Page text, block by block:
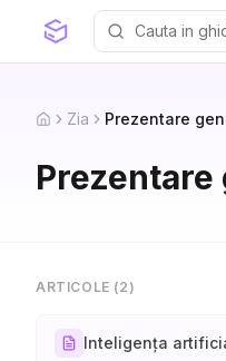
HomeZia Prezentare
Prezentare
ARTICOLE (2 )